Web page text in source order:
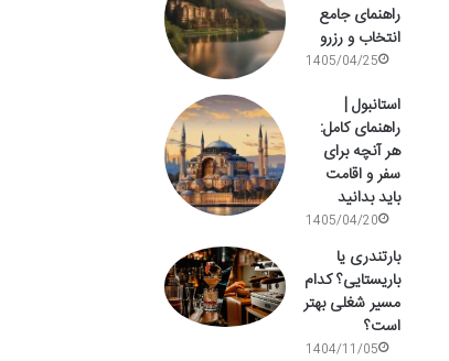
راهنمای جامع
انتخاب و رزرو
1405/04/25
استانبول |
راهنمای کامل:
هر آنچه برای
سفر و اقامت
باید بدانید
1405/04/20
بارتندری یا
باریستایی؟ کدام
مسیر شغلی بهتر
است؟
1404/11/05